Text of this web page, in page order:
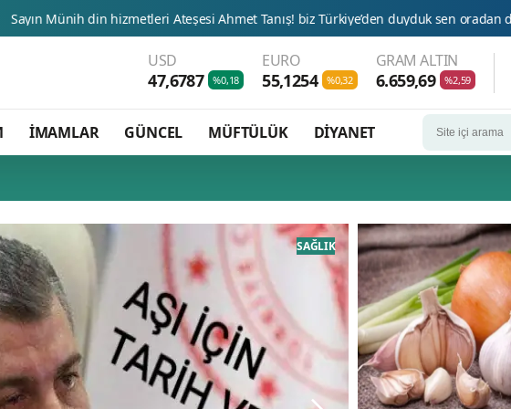
hizmetleri Ateşesi Ahmet Tanış! biz Türkiye’den duyduk sen oradan duymuyor musun?
USD
47,6787 %0,18
EURO
55,1254 %0,32
GRAM ALTIN
6.659,69 %2,59
İMAMLAR GÜNCEL MÜFTÜLÜK DİYANET
SAĞLIK